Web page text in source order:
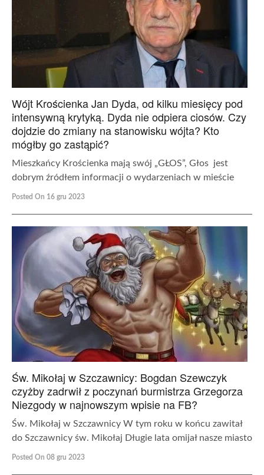
Wójt Krościenka Jan Dyda, od kilku miesięcy pod
intensywną krytyką. Dyda nie odpiera ciosów. Czy
dojdzie do zmiany na stanowisku wójta? Kto
mógłby go zastąpić?
Mieszkańcy Krościenka mają swój „GŁOS”, Głos jest
dobrym źródłem informacji o wydarzeniach w mieście
Posted On 16 gru 2023
Św. Mikołaj w Szczawnicy: Bogdan Szewczyk
czyżby zadrwił z poczynań burmistrza Grzegorza
Niezgody w najnowszym wpisie na FB?
Św. Mikołaj w Szczawnicy W tym roku w końcu zawitał
do Szczawnicy św. Mikołaj Długie lata omijał nasze miasto
Posted On 08 gru 2023